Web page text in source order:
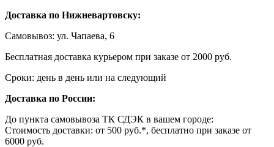
Доставка по Нижневартовску:
Самовывоз: ул. Чапаева, 6
Бесплатная доставка курьером при заказе от 2000 руб.
Сроки: день в день или на следующий
Доставка по России:
До пункта самовывоза ТК СДЭК в вашем городе:
Стоимость доставки: от 500 руб.*, бесплатно при заказе от
6000 руб.